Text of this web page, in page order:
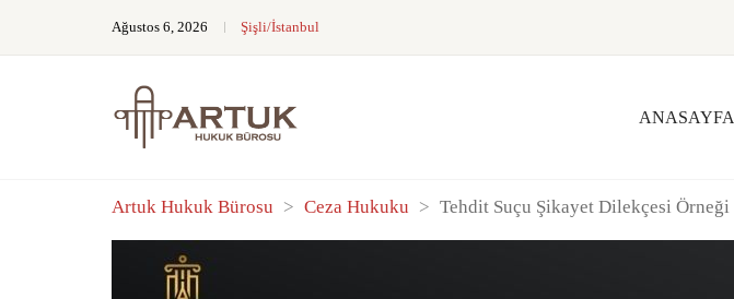
Ağustos 6, 2026 Şişli/İstanbul
ANASAYFA
Artuk Hukuk Bürosu > Ceza Hukuku > Tehdit Suçu Şikayet Dilekçesi Örneği